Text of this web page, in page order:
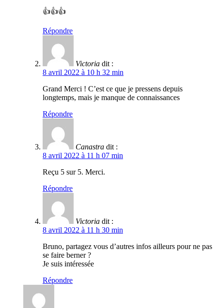
👍👍👍
Répondre
Victoria dit :
8 avril 2022 à 10 h 32 min
Grand Merci ! C’est ce que je pressens depuis
longtemps, mais je manque de connaissances
Répondre
Canastra dit :
8 avril 2022 à 11 h 07 min
Reçu 5 sur 5. Merci.
Répondre
Victoria dit :
8 avril 2022 à 11 h 30 min
Bruno, partagez vous d’autres infos ailleurs pour ne pas
se faire berner ?
Je suis intéressée
Répondre